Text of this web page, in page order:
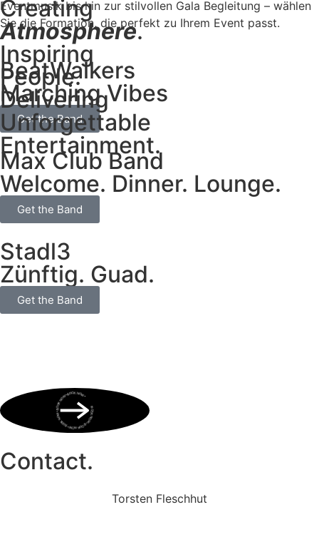
Creating
Atmosphere.
Inspiring
People.
Delivering
Unforgettable
Entertainment.
Eventmusik bis hin zur stilvollen Gala Begleitung – wählen
Sie die Formation, die perfekt zu Ihrem Event passt.
BeatWalkers
Marching Vibes
Get the Band
Max Club Band
Welcome. Dinner. Lounge.
Get the Band
Stadl3
Zünftig. Guad.
Get the Band
BOOK NOW • BOOK NOW • BOOK NOW • BOOK NOW • BOOK NOW •
Contact.
Torsten Fleschhut